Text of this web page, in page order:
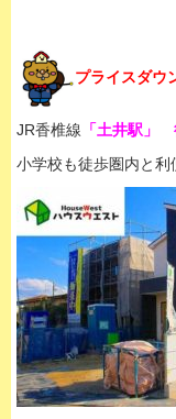
プライスダウ
JR香椎線 「土井駅」
小学校も徒歩圏内と利